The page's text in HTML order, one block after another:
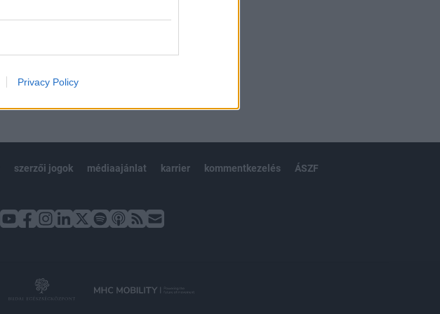
Privacy Policy
szerzői jogok médiaajánlat karrier kommentkezelés ÁSZF